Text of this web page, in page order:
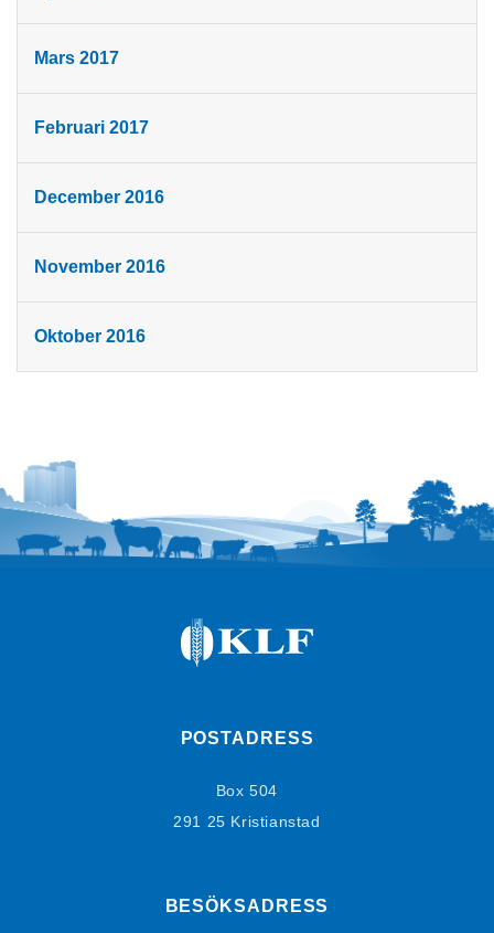
Mars 2017
Februari 2017
December 2016
November 2016
Oktober 2016
POSTADRESS
Box 504
291 25 Kristianstad
BESÖKSADRESS